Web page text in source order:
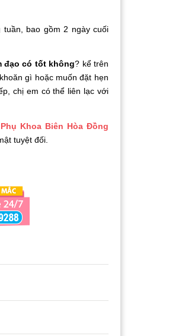
bao gồm 2 ngày cuối
đạo có tốt không? kể trên
gì hoặc muốn đặt hẹn
chị em có thể liên lạc với
Phụ Khoa Biên Hòa Đồng
tuyệt đối.